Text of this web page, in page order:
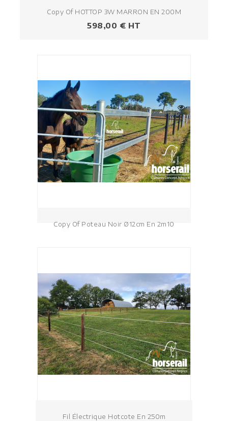
Copy Of HOTTOP 3W MARRON EN 200M
Prezzo
598,00 € HT
Copy Of Poteau Noir Ø12cm En 2m10
Fil Électrique Hotcote En 250m